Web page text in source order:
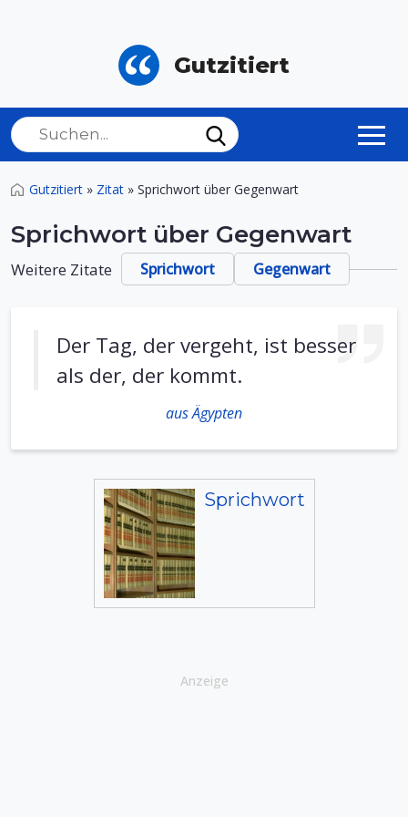
Gutzitiert
Gutzitiert » Zitat » Sprichwort über Gegenwart
Sprichwort über Gegenwart
Weitere Zitate Sprichwort Gegenwart
Der Tag, der vergeht, ist besser
als der, der kommt.
aus Ägypten
Sprichwort
Anzeige